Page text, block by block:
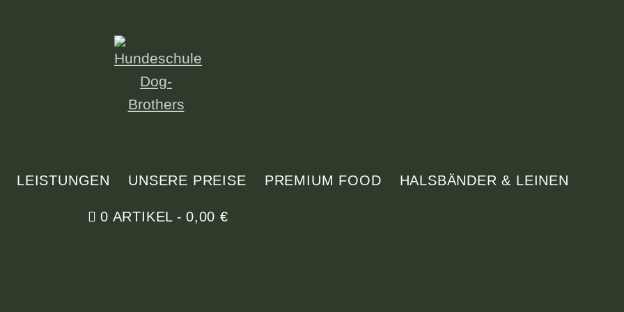
LEISTUNGEN UNSERE PREISE PREMIUM FOOD HALSBÄNDER & LEINEN
0 ARTIKEL 0,00 €